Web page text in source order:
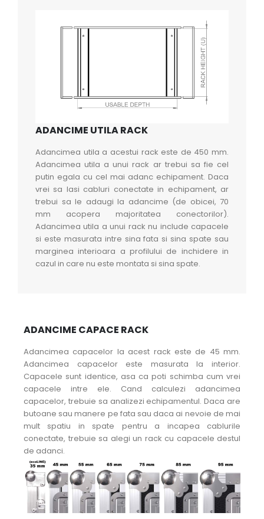
ADANCIME UTILA RACK
Adancimea utila a acestui rack este de 450 mm.
Adancimea utila a unui rack ar trebui sa fie cel
putin egala cu cel mai adanc echipament. Daca
vrei sa lasi cabluri conectate in echipament, ar
trebui sa le adaugi la adancime (de obicei, 70
mm acopera majoritatea conectorilor).
Adancimea utila a unui rack nu include capacele
si este masurata intre sina fata si sina spate sau
marginea interioara a profilului de inchidere in
cazul in care nu este montata si sina spate.
ADANCIME CAPACE RACK
Adancimea capacelor la acest rack este de 45 mm.
Adancimea capacelor este masurata la interior.
Capacele sunt identice, asa ca poti schimba cum vrei
capacele intre ele. Cand calculezi adancimea
capacelor, trebuie sa analizezi echipamentul. Daca are
butoane sau manere pe fata sau daca ai nevoie de mai
mult spatiu in spate pentru a incapea cablurile
conectate, trebuie sa alegi un rack cu capacele destul
de adanci.